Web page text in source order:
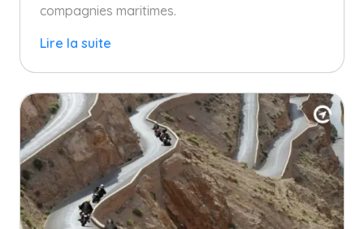
compagnies maritimes.
Lire la suite